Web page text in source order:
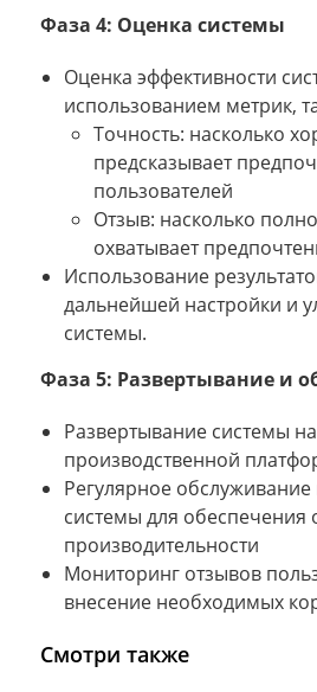
Фаза 4: Оценка системы
Оценка эффективности
использованием метрик,
Точность: насколько
предсказывает
пользователей
Отзыв: насколько
охватывает
Использование
дальнейшей настройки и
системы.
Фаза 5: Развертывание и
Развертывание системы на
производственной
Регулярное
системы для обеспечения
производительности
Мониторинг отзывов
внесение необходимых
Смотри также